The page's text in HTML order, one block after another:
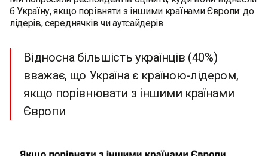
б Україну, якщо порівняти з іншими країнами Європи: до
лідерів, середнячків чи аутсайдерів.
Відносна більшість українців (40%)
вважає, що Україна є країною-лідером,
якщо порівнювати з іншими країнами
Європи